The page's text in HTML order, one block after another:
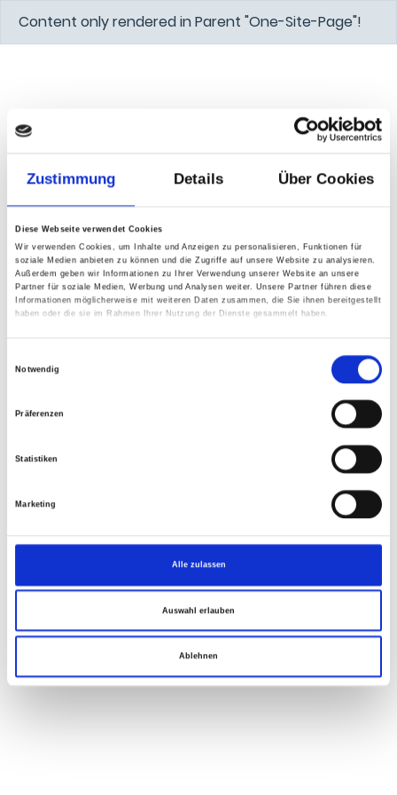
Zustimmung Details Über Cookies
Diese Webseite verwendet Cookies
Wir verwenden Cookies, um Inhalte und Anzeigen zu personalisieren, Funktionen für
soziale Medien anbieten zu können und die Zugriffe auf unsere Website zu analysieren.
Außerdem geben wir Informationen zu Ihrer Verwendung unserer Website an unsere
Partner für soziale Medien, Werbung und Analysen weiter. Unsere Partner führen diese
Informationen möglicherweise mit weiteren Daten zusammen, die Sie ihnen bereitgestellt
haben oder die sie im Rahmen Ihrer Nutzung der Dienste gesammelt haben.
Notwendig
Präferenzen
Statistiken
Marketing
Alle zulassen
Auswahl erlauben
Ablehnen
Content only rendered in Parent "One-Site-Page"!